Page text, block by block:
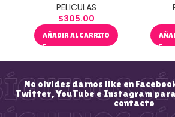
PELICULAS
$305.00
AÑADIR AL CARRITO
No olvides darnos like en
Twitter, YouTube e Instagram
contacto